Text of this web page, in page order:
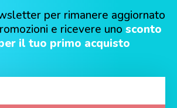
per rimanere aggiornato
e ricevere uno sconto
il tuo primo acquisto